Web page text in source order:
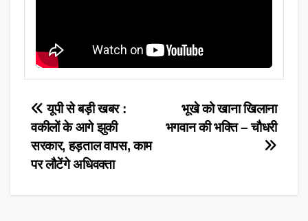
Post
navigation
भूखे को खाना खिलाना
भगवान की भक्ति – चौधरी
यूपी से बड़ी खबर :
वकीलों के आगे झुकी
सरकार, हड़ताल वापस, काम
पर लौटेंगे अधिवक्ता